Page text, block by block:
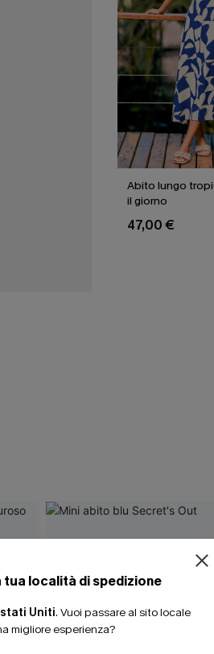
Abito lungo
il giorno
47,00 €
tua località di spedizione
stati Uniti. Vuoi passare al sito locale
migliore esperienza?
20% DI SCONTO SU